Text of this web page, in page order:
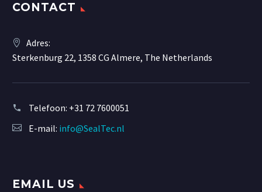
CONTACT
Adres:
Sterkenburg 22, 1358 CG Almere, The Netherlands
Telefoon: +31 72 7600051
E-mail: info@SealTec.nl
EMAIL US